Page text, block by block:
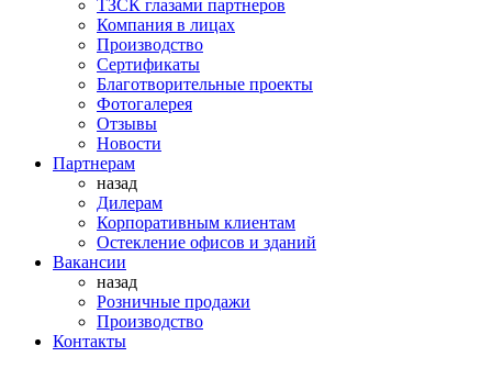
ТЗСК глазами партнеров
Компания в лицах
Производство
Сертификаты
Благотворительные проекты
Фотогалерея
Отзывы
Новости
Партнерам
назад
Дилерам
Корпоративным клиентам
Остекление офисов и зданий
Вакансии
назад
Розничные продажи
Производство
Контакты